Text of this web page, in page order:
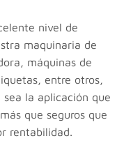
nivel de
maquinaria de
máquinas de
entre otros,
la aplicación que
que seguros que
rentabilidad.